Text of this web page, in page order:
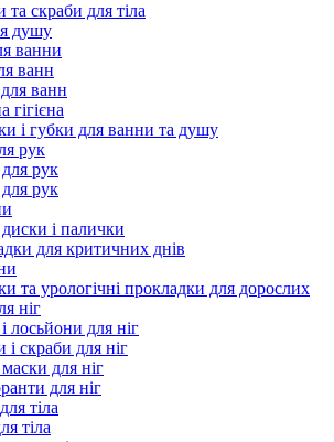
та скраби для тіла
душу
ванни
ванн
ванн
гігієна
і губки для ванни та душу
рук
рук
рук
і палички
для критичних днів
та урологічні прокладки для дорослих
ніг
лосьйони для ніг
і скраби для ніг
маски для ніг
для ніг
тіла
тіла